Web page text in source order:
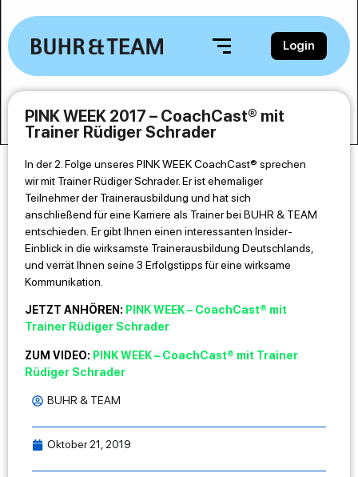
Login
PINK WEEK 2017 – CoachCast® mit
Trainer Rüdiger Schrader
In der 2. Folge unseres PINK WEEK CoachCast® sprechen
wir mit Trainer Rüdiger Schrader. Er ist ehemaliger
Teilnehmer der Trainerausbildung und hat sich
anschließend für eine Karriere als Trainer bei BUHR & TEAM
entschieden. Er gibt Ihnen einen interessanten Insider-
Einblick in die wirksamste Trainerausbildung Deutschlands,
und verrät Ihnen seine 3 Erfolgstipps für eine wirksame
Kommunikation.
JETZT ANHÖREN: PINK WEEK – CoachCast® mit
Trainer Rüdiger Schrader
ZUM VIDEO: PINK WEEK – CoachCast® mit Trainer
Rüdiger Schrader
BUHR & TEAM
Oktober 21, 2019